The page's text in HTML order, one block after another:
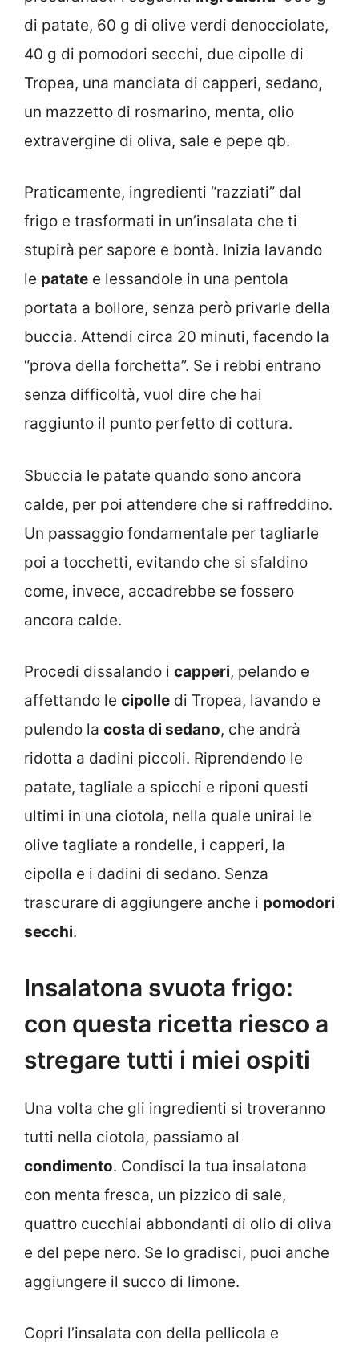
di patate, 60 g di olive verdi denocciolate,
40 g di pomodori secchi, due cipolle di
Tropea, una manciata di capperi, sedano,
un mazzetto di rosmarino, menta, olio
extravergine di oliva, sale e pepe qb.
Praticamente, ingredienti “razziati” dal
frigo e trasformati in un’insalata che ti
stupirà per sapore e bontà. Inizia lavando
le patate e lessandole in una pentola
portata a bollore, senza però privarle della
buccia. Attendi circa 20 minuti, facendo la
“prova della forchetta”. Se i rebbi entrano
senza difficoltà, vuol dire che hai
raggiunto il punto perfetto di cottura.
Sbuccia le patate quando sono ancora
calde, per poi attendere che si raffreddino.
Un passaggio fondamentale per tagliarle
poi a tocchetti, evitando che si sfaldino
come, invece, accadrebbe se fossero
ancora calde.
Procedi dissalando i capperi, pelando e
affettando le cipolle di Tropea, lavando e
pulendo la costa di sedano, che andrà
ridotta a dadini piccoli. Riprendendo le
patate, tagliale a spicchi e riponi questi
ultimi in una ciotola, nella quale unirai le
olive tagliate a rondelle, i capperi, la
cipolla e i dadini di sedano. Senza
trascurare di aggiungere anche i pomodori
secchi.
Insalatona svuota frigo:
con questa ricetta riesco a
stregare tutti i miei ospiti
Una volta che gli ingredienti si troveranno
tutti nella ciotola, passiamo al
condimento. Condisci la tua insalatona
con menta fresca, un pizzico di sale,
quattro cucchiai abbondanti di olio di oliva
e del pepe nero. Se lo gradisci, puoi anche
aggiungere il succo di limone.
Copri l’insalata con della pellicola e